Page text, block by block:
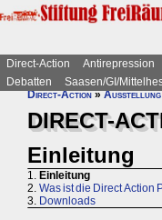
Direct-Action Antirepression
Debatten
Saasen/GI/
Direct-Action»
DIRECT-
Einleitung
1. Einleitung
2. Was ist die Direct Action
3. Downloads